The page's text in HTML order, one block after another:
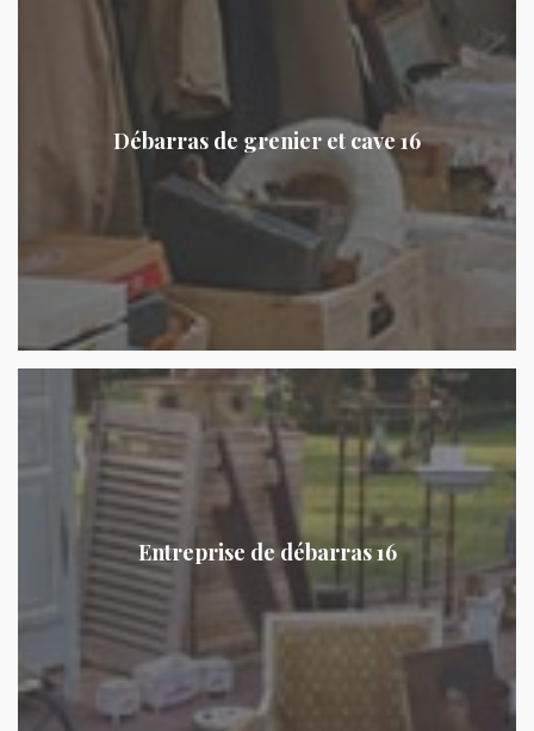
Débarras de grenier et cave 16
Entreprise de débarras 16